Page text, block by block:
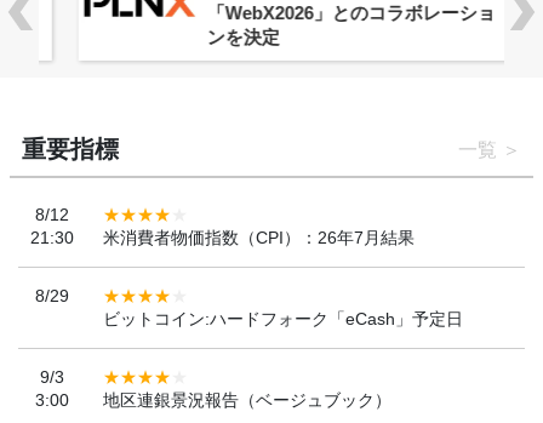
「WebX2026」とのコラボレーショ
ンを決定
重要指標 一覧
8/12
21:30
米消費者物価指数（CPI）：26年7月結果
8/29
ビットコイン:ハードフォーク「eCash」予定日
9/3
3:00
地区連銀景況報告（ベージュブック）